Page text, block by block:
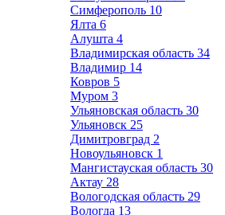
Симферополь 10
Ялта 6
Алушта 4
Владимирская область 34
Владимир 14
Ковров 5
Муром 3
Ульяновская область 30
Ульяновск 25
Димитровград 2
Новоульяновск 1
Мангистауская область 30
Актау 28
Вологодская область 29
Вологда 13